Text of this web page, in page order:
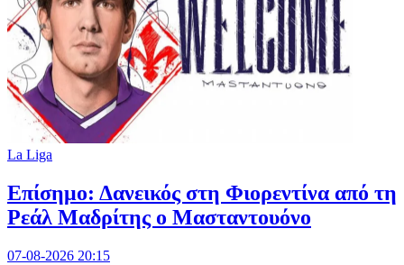
La Liga
Επίσημο: Δανεικός στη Φιορεντίνα από τη
Ρεάλ Μαδρίτης ο Μασταντουόνο
07-08-2026 20:15